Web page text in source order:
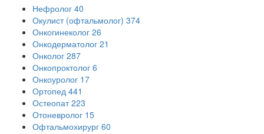
Нефролог 40
Окулист (офтальмолог) 374
Онкогинеколог 26
Онкодерматолог 21
Онколог 287
Онкопроктолог 6
Онкоуролог 17
Ортопед 441
Остеопат 223
Отоневролог 15
Офтальмохирург 60